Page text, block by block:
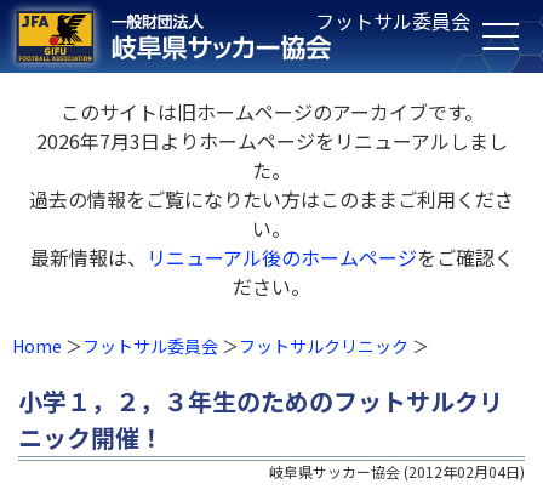
フットサル委員会
このサイトは旧ホームページのアーカイブです。
2026年7月3日よりホームページをリニューアルしまし
た。
過去の情報をご覧になりたい方はこのままご利用くださ
い。
最新情報は、 リニューアル後のホームページをご確認く
ださい。
Home フットサル委員会 フットサルクリニック
小学１，２，３年生のためのフットサルクリ
ニック開催！
岐阜県サッカー協会 (2012年02月04日)